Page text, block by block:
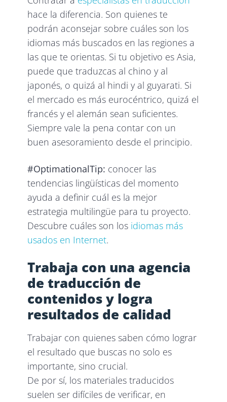
hace la diferencia. Son quienes te
podrán aconsejar sobre cuáles son los
idiomas más buscados en las regiones a
las que te orientas. Si tu objetivo es Asia,
puede que traduzcas al chino y al
japonés, o quizá al hindi y al guyarati. Si
el mercado es más eurocéntrico, quizá el
francés y el alemán sean suficientes.
Siempre vale la pena contar con un
buen asesoramiento desde el principio.
#OptimationalTip: conocer las
tendencias lingüísticas del momento
ayuda a definir cuál es la mejor
estrategia multilingüe para tu proyecto.
Descubre cuáles son los idiomas más
usados en Internet.
Trabaja con una agencia
de traducción de
contenidos y logra
resultados de calidad
Trabajar con quienes saben cómo lograr
el resultado que buscas no solo es
importante, sino crucial.
De por sí, los materiales traducidos
suelen ser difíciles de verificar, en